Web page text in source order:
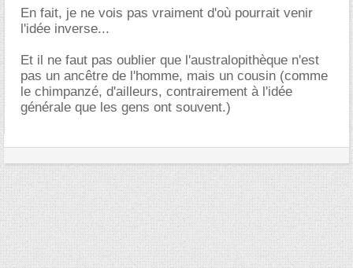
En fait, je ne vois pas vraiment d'où pourrait venir
l'idée inverse...
Et il ne faut pas oublier que l'australopithèque n'est
pas un ancêtre de l'homme, mais un cousin (comme
le chimpanzé, d'ailleurs, contrairement à l'idée
générale que les gens ont souvent.)